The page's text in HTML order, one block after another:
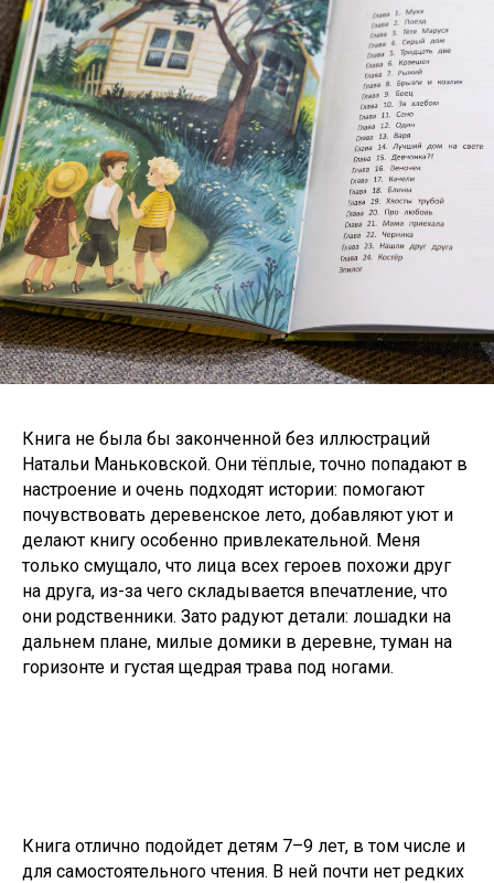
Книга не была бы законченной без иллюстраций
Натальи Маньковской. Они тёплые, точно попадают в
настроение и очень подходят истории: помогают
почувствовать деревенское лето, добавляют уют и
делают книгу особенно привлекательной. Меня
только смущало, что лица всех героев похожи друг
на друга, из-за чего складывается впечатление, что
они родственники. Зато радуют детали: лошадки на
дальнем плане, милые домики в деревне, туман на
горизонте и густая щедрая трава под ногами.
Книга отлично подойдет детям 7–9 лет, в том числе и
для самостоятельного чтения. В ней почти нет редких